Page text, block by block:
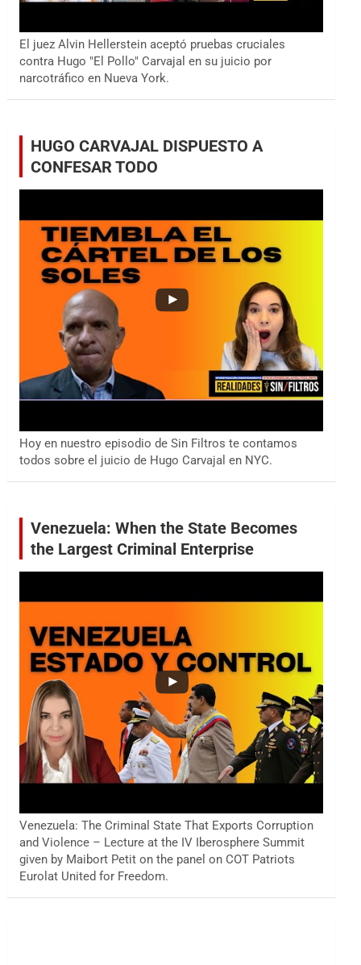
El juez Alvin Hellerstein aceptó pruebas cruciales
contra Hugo "El Pollo" Carvajal en su juicio por
narcotráfico en Nueva York.
HUGO CARVAJAL DISPUESTO A
CONFESAR TODO
Hoy en nuestro episodio de Sin Filtros te contamos
todos sobre el juicio de Hugo Carvajal en NYC.
Venezuela: When the State Becomes
the Largest Criminal Enterprise
Venezuela: The Criminal State That Exports Corruption
and Violence – Lecture at the IV Iberosphere Summit
given by Maibort Petit on the panel on COT Patriots
Eurolat United for Freedom.